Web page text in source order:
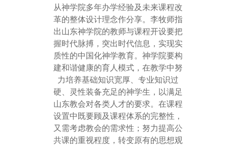
从神学院多年办学经验及未来课程改
革的整体设计理念作分享。李牧师指
出山东神学院的教师与课程开设要把
握时代脉搏，突出时代信息，实现实
质性的中国化神学教育。神学院要构
建和谐健康的育人模式，在教学中努
力培养基础知识宽厚、专业知识过
硬、灵性装备充足的神学生，以满足
山东教会对各类人才的要求。在课程
设置中既要顾及课程体系的完整性，
又需考虑教会的需求性；努力提高公
共课的重视程度，转变原有的思想观